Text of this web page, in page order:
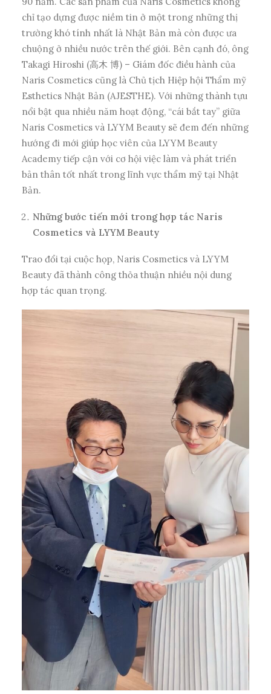
chỉ tạo dựng được niềm tin ở một trong những thị
trường khó tính nhất là Nhật Bản mà còn được ưa
chuộng ở nhiều nước trên thế giới. Bên cạnh đó, ông
Takagi Hiroshi (高木 博) – Giám đốc điều hành của
Naris Cosmetics cũng là Chủ tịch Hiệp hội Thẩm mỹ
Esthetics Nhật Bản (AJESTHE). Với những thành tựu
nổi bật qua nhiều năm hoạt động, “cái bắt tay” giữa
Naris Cosmetics và LYYM Beauty sẽ đem đến những
hướng đi mới giúp học viên của LYYM Beauty
Academy tiếp cận với cơ hội việc làm và phát triển
bản thân tốt nhất trong lĩnh vực thẩm mỹ tại Nhật
Bản.
Những bước tiến mới trong hợp tác Naris
Cosmetics và LYYM Beauty
Trao đổi tại cuộc họp, Naris Cosmetics và LYYM
Beauty đã thành công thỏa thuận nhiều nội dung
hợp tác quan trọng.